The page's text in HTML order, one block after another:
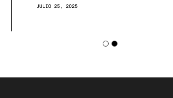
JULIO 25, 2025